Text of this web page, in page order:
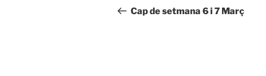
de
anterior:
Cap de setmana 6 i 7 Març